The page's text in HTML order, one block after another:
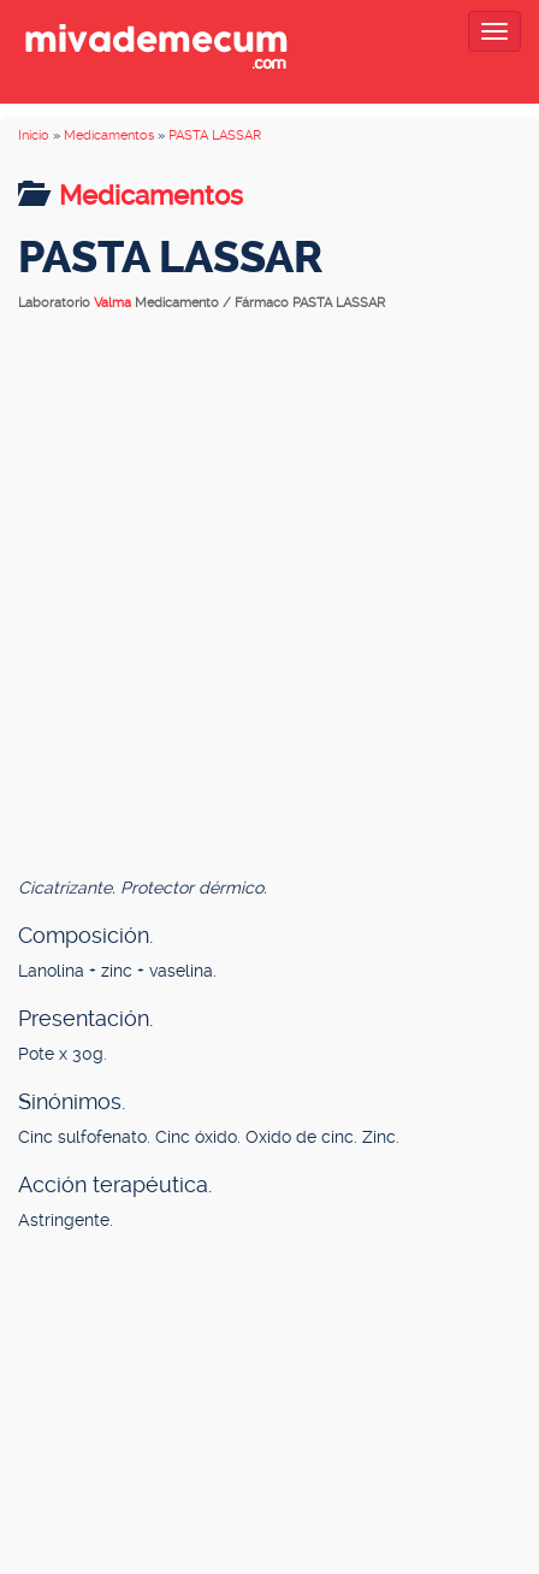
Inicio » Medicamentos » PASTA LASSAR
Medicamentos
PASTA LASSAR
Laboratorio Valma Medicamento / Fármaco PASTA LASSAR
Cicatrizante. Protector dérmico.
Composición.
Lanolina + zinc + vaselina.
Presentación.
Pote x 30g.
Sinónimos.
Cinc sulfofenato. Cinc óxido. Oxido de cinc. Zinc.
Acción terapéutica.
Astringente.